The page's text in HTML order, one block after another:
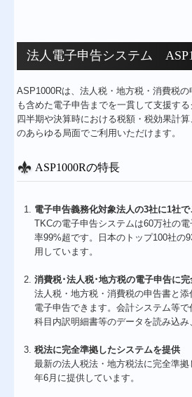
法人電子申告システム
ASP1000Rは、法人税・地方税・消費税
も含めた電子申告までを一貫して支援する
四半期や決算時における税額・税効果計
のあらゆる局面でご利用いただけます。
ASP1000Rの特長
電子申告義務化対象法人の3社に1社で
TKCの電子申告システムは60万社の
率99%超です。日本のトップ100社の
用しています。
消費税･法人税･地方税の電子申告に
法人税・地方税・消費税の申告書と添
電子申告できます。会計システム等
科目内訳明細書等のデータを読み込み
税法に完全準拠したシステムを提供
最新の法人税法・地方税法に完全準
年6月に提供しています。